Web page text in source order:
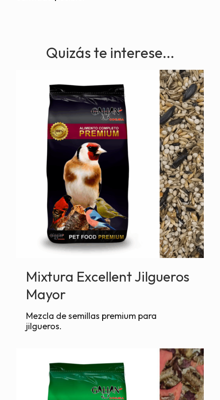
Quizás te interese...
Mixtura Excellent Jilgueros
Mayor
Mezcla de semillas premium para
jilgueros.